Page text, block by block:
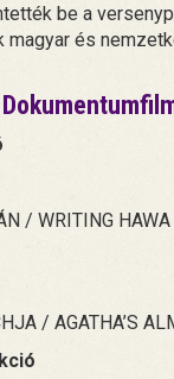
be a
magyar és
/ WRITING
/ AGATHA’S